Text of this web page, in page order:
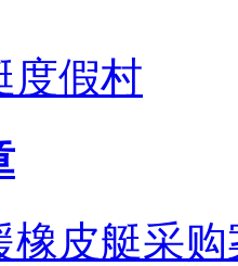
度假村
橡皮艇采